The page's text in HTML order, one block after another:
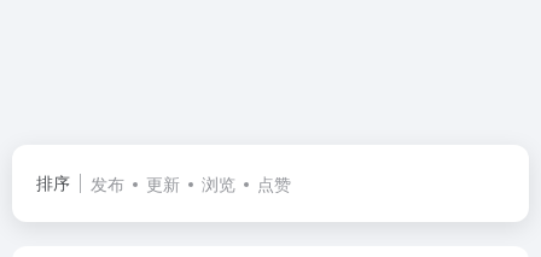
排序 发布 更新 浏览 点赞